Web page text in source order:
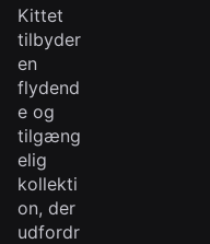
Kittet
tilbyder
en
flydend
e og
tilgæng
elig
kollekti
on, der
udfordr